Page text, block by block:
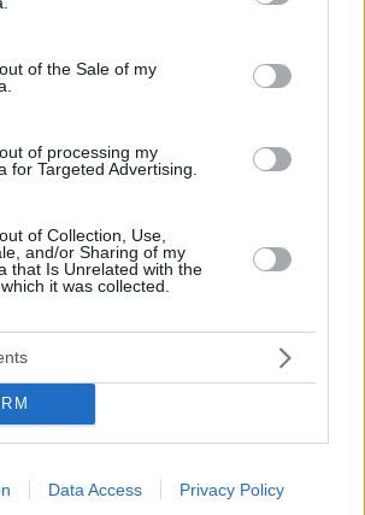
to Google and its third-party tags to
specified purposes in below Google
of the Sale of my
of processing my
for Targeted Advertising.
of Collection, Use,
and/or Sharing of my
that Is Unrelated with the
it was collected.
Data Access Privacy Policy
για το Κυπριακό: Έχουμε
η Ελλάδα στέκεται στο πλευρό
Μέγαρο Μαξίμου